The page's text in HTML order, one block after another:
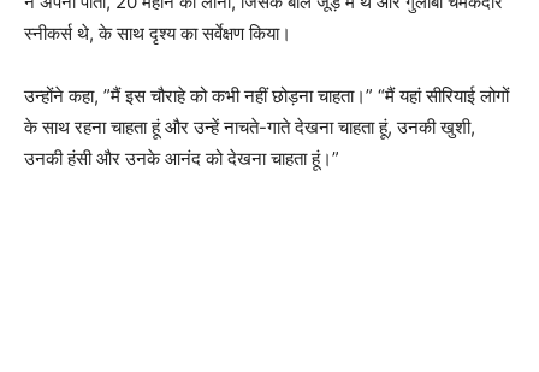
स्नीकर्स थे, के साथ दृश्य का सर्वेक्षण किया।
उन्होंने कहा, ”मैं इस चौराहे को कभी नहीं छोड़ना चाहता।” “मैं यहां सीरियाई लोगों
के साथ रहना चाहता हूं और उन्हें नाचते-गाते देखना चाहता हूं, उनकी खुशी,
उनकी हंसी और उनके आनंद को देखना चाहता हूं।”